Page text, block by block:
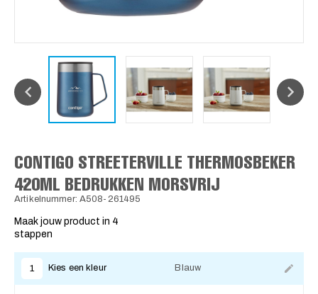
CONTIGO STREETERVILLE THERMOSBEKER
420ML BEDRUKKEN MORSVRIJ
Artikelnummer: A508-261495
Maak jouw product in 4
stappen
1 Kies een kleur Blauw